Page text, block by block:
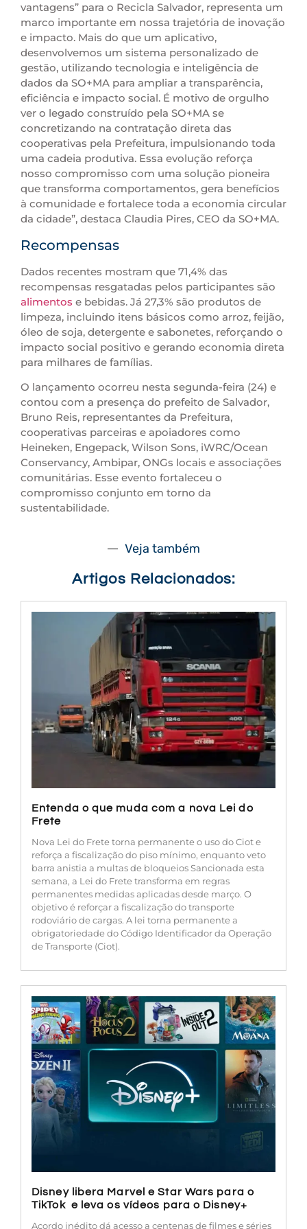
vantagens” para o Recicla Salvador, representa um
marco importante em nossa trajetória de inovação
e impacto. Mais do que um aplicativo,
desenvolvemos um sistema personalizado de
gestão, utilizando tecnologia e inteligência de
dados da SO+MA para ampliar a transparência,
eficiência e impacto social. É motivo de orgulho
ver o legado construído pela SO+MA se
concretizando na contratação direta das
cooperativas pela Prefeitura, impulsionando toda
uma cadeia produtiva. Essa evolução reforça
nosso compromisso com uma solução pioneira
que transforma comportamentos, gera benefícios
à comunidade e fortalece toda a economia circular
da cidade”, destaca Claudia Pires, CEO da SO+MA.
Recompensas
Dados recentes mostram que 71,4% das
recompensas resgatadas pelos participantes são
alimentos e bebidas. Já 27,3% são produtos de
limpeza, incluindo itens básicos como arroz, feijão,
óleo de soja, detergente e sabonetes, reforçando o
impacto social positivo e gerando economia direta
para milhares de famílias.
O lançamento ocorreu nesta segunda-feira (24) e
contou com a presença do prefeito de Salvador,
Bruno Reis, representantes da Prefeitura,
cooperativas parceiras e apoiadores como
Heineken, Engepack, Wilson Sons, iWRC/Ocean
Conservancy, Ambipar, ONGs locais e associações
comunitárias. Esse evento fortaleceu o
compromisso conjunto em torno da
sustentabilidade.
Veja também
Artigos Relacionados:
Entenda o que muda com a nova Lei do
Frete
Nova Lei do Frete torna permanente o uso do Ciot e
reforça a fiscalização do piso mínimo, enquanto veto
barra anistia a multas de bloqueios Sancionada esta
semana, a Lei do Frete transforma em regras
permanentes medidas aplicadas desde março. O
objetivo é reforçar a fiscalização do transporte
rodoviário de cargas. A lei torna permanente a
obrigatoriedade do Código Identificador da Operação
de Transporte (Ciot).
Disney libera Marvel e Star Wars para o
TikTok e leva os vídeos para o Disney+
Acordo inédito dá acesso a centenas de filmes e séries